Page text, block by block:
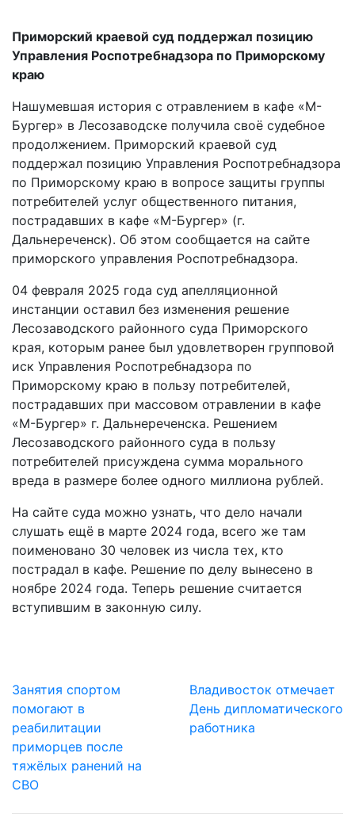
Приморский краевой суд поддержал позицию
Управления Роспотребнадзора по Приморскому
краю
Нашумевшая история с отравлением в кафе «М-
Бургер» в Лесозаводске получила своё судебное
продолжением. Приморский краевой суд
поддержал позицию Управления Роспотребнадзора
по Приморскому краю в вопросе защиты группы
потребителей услуг общественного питания,
пострадавших в кафе «М-Бургер» (г.
Дальнереченск). Об этом сообщается на сайте
приморского управления Роспотребнадзора.
04 февраля 2025 года суд апелляционной
инстанции оставил без изменения решение
Лесозаводского районного суда Приморского
края, которым ранее был удовлетворен групповой
иск Управления Роспотребнадзора по
Приморскому краю в пользу потребителей,
пострадавших при массовом отравлении в кафе
«М-Бургер» г. Дальнереченска. Решением
Лесозаводского районного суда в пользу
потребителей присуждена сумма морального
вреда в размере более одного миллиона рублей.
На сайте суда можно узнать, что дело начали
слушать ещё в марте 2024 года, всего же там
поименовано 30 человек из числа тех, кто
пострадал в кафе. Решение по делу вынесено в
ноябре 2024 года. Теперь решение считается
вступившим в законную силу.
Занятия спортом
помогают в
реабилитации
приморцев после
тяжёлых ранений на
СВО
Владивосток отмечает
День дипломатического
работника